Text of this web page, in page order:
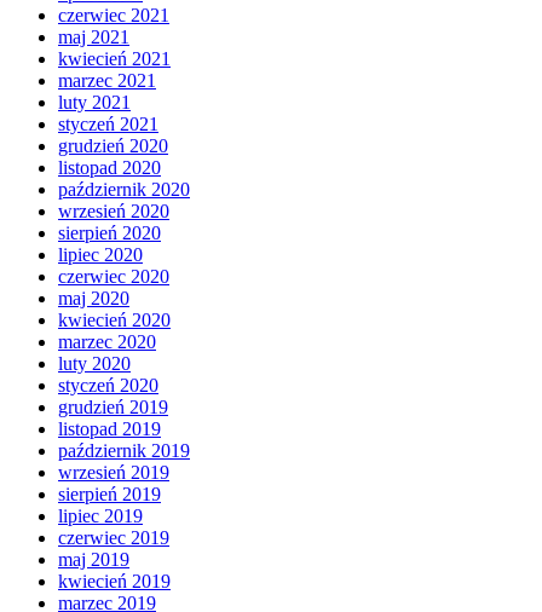
czerwiec 2021
maj 2021
kwiecień 2021
marzec 2021
luty 2021
styczeń 2021
grudzień 2020
listopad 2020
październik 2020
wrzesień 2020
sierpień 2020
lipiec 2020
czerwiec 2020
maj 2020
kwiecień 2020
marzec 2020
luty 2020
styczeń 2020
grudzień 2019
listopad 2019
październik 2019
wrzesień 2019
sierpień 2019
lipiec 2019
czerwiec 2019
maj 2019
kwiecień 2019
marzec 2019